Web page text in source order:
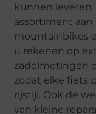
kunnen
assortiment aan
mountainbikes
u rekenen op
zadelmetingen
zodat elke fiets
rijstijl. Ook de
van kleine